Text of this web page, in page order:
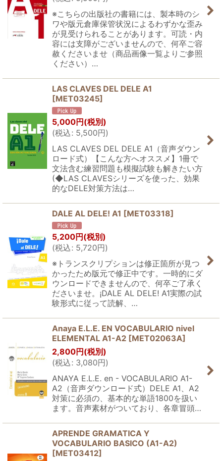
※こちらの出版社の書籍には、製本時のシ
ワや版元倉庫保管状況によるわずかな歪み
が見受けられることがあります。可読・内
容には支障がございませんので、何卒ご容
赦くださいませ（商品画像一覧よりご参照
ください）…
LAS CLAVES DEL DELE A1
[MET03245]
5,000円(税別)
(税込: 5,500円)
LAS CLAVES DEL DELE A1（音声ダウン
ロード式）【こんな方へオススメ】1冊で
文法含む練習問題も模擬試験も解きたい方
(◆LAS CLAVESシリーズを使った、効果
的なDELE対策方法は…
DALE AL DELE! A1 [MET03318]
5,200円 (税別)
(税込: 5,720円)
※トランスクリプションは修正箇所が見つ
かったため版元で修正中です。一時的にダ
ウンロードできませんので、何卒ご了承く
ださいませ。¡DALE AL DELE! A1実際の試
験形式に従って読解、…
Anaya E.L.E. EN VOCABULARIO nivel
ELEMENTAL A1-A2 [MET02063A]
2,800円 (税別)
(税込: 3,080円)
ANAYA E.L.E. en - VOCABULARIO A1-
A2（音声ダウンロード式）DELE A1、A2
対策に必須の、基本的な単語1800を扱い
ます。音声素材がついており、各章冒頭…
APRENDE GRAMATICA Y
VOCABULARIO BASICO (A1-A2)
[MET03412]